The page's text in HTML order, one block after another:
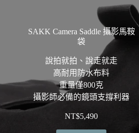
SAKK Camera Saddle 攝影馬鞍
袋
說拍就拍、說走就走
高耐用防水布料
重量僅800克
攝影師必備的鏡頭支撐利器
NT$5,490